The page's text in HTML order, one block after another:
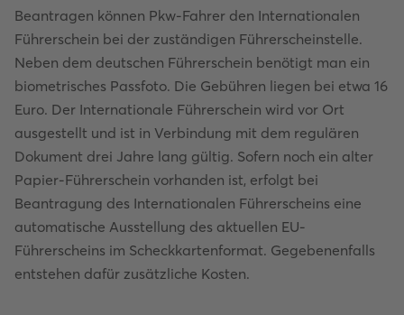
Beantragen können Pkw-Fahrer den Internationalen
Führerschein bei der zuständigen Führerscheinstelle.
Neben dem deutschen Führerschein benötigt man ein
biometrisches Passfoto. Die Gebühren liegen bei etwa 16
Euro. Der Internationale Führerschein wird vor Ort
ausgestellt und ist in Verbindung mit dem regulären
Dokument drei Jahre lang gültig. Sofern noch ein alter
Papier-Führerschein vorhanden ist, erfolgt bei
Beantragung des Internationalen Führerscheins eine
automatische Ausstellung des aktuellen EU-
Führerscheins im Scheckkartenformat. Gegebenenfalls
entstehen dafür zusätzliche Kosten.